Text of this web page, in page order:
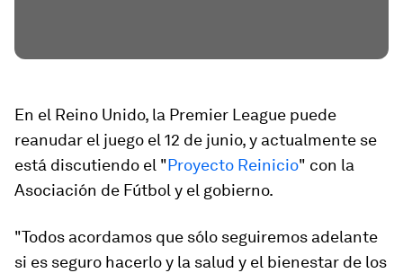
En el Reino Unido, la Premier League puede
reanudar el juego el 12 de junio, y actualmente se
está discutiendo el "Proyecto Reinicio" con la
Asociación de Fútbol y el gobierno.
"Todos acordamos que sólo seguiremos adelante
si es seguro hacerlo y la salud y el bienestar de los